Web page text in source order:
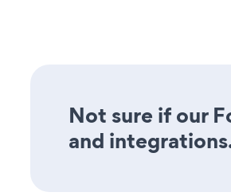
Not sure if our
and